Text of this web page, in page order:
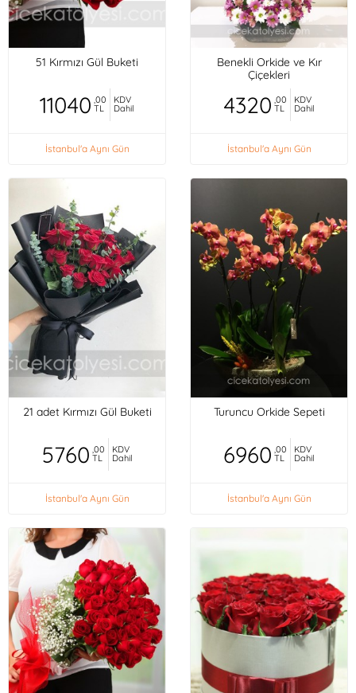
51 Kırmızı Gül Buketi
11040 ,00
TL
KDV
Dahil
İstanbul'a Aynı Gün
Benekli Orkide ve Kır
Çiçekleri
4320 ,00
TL
KDV
Dahil
İstanbul'a Aynı Gün
21 adet Kırmızı Gül Buketi
5760 ,00
TL
KDV
Dahil
İstanbul'a Aynı Gün
Turuncu Orkide Sepeti
6960 ,00
TL
KDV
Dahil
İstanbul'a Aynı Gün